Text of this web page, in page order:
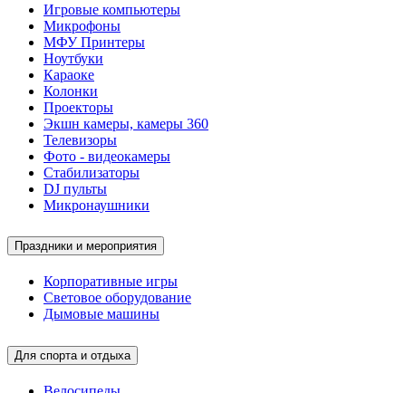
Игровые компьютеры
Микрофоны
МФУ Принтеры
Ноутбуки
Караоке
Колонки
Проекторы
Экшн камеры, камеры 360
Телевизоры
Фото - видеокамеры
Стабилизаторы
DJ пульты
Микронаушники
Праздники и мероприятия
Корпоративные игры
Световое оборудование
Дымовые машины
Для спорта и отдыха